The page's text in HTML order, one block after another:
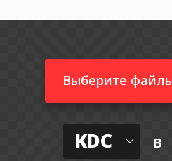
Выберите
KDC в